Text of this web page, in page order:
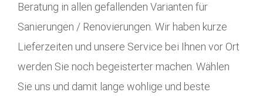
Beratung in allen gefallenden Varianten für
Sanierungen / Renovierungen. Wir haben kurze
Lieferzeiten und unsere Service bei Ihnen vor Ort
werden Sie noch begeisterter machen. Wählen
Sie uns und damit lange wohlige und beste